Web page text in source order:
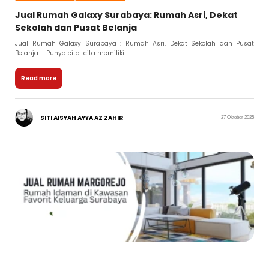
Jual Rumah Galaxy Surabaya: Rumah Asri, Dekat
Sekolah dan Pusat Belanja
Jual Rumah Galaxy Surabaya : Rumah Asri, Dekat Sekolah dan Pusat
Belanja – Punya cita-cita memiliki ...
Read more
SITI AISYAH AYYA AZ ZAHIR 27 Oktober 2025